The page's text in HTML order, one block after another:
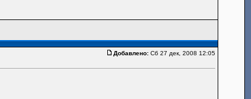
Добавлено:Сб 27 дек, 2008 12:05